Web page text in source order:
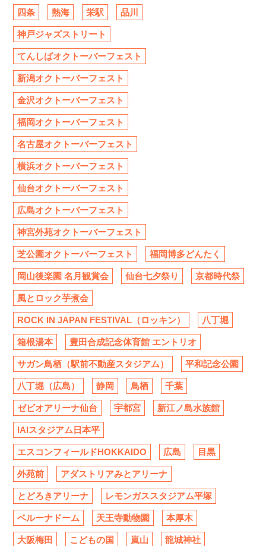
四条 熱海 栄駅 品川
神戸ジャズストリート
てんしばオクトーバーフェスト
新潟オクトーバーフェスト
金沢オクトーバーフェスト
福岡オクトーバーフェスト
名古屋オクトーバーフェスト
横浜オクトーバーフェスト
仙台オクトーバーフェスト
広島オクトーバーフェスト
神宮外苑オクトーバーフェスト
芝公園オクトーバーフェスト 福岡博多どんたく
岡山後楽園 名月観賞会 仙台七夕祭り 京都時代祭
風とロック芋煮会
ROCK IN JAPAN FESTIVAL（ロッキン） 八丁堀
箱根湯本 豊田合成記念体育館 エントリオ
サガン鳥栖（駅前不動産スタジアム） 平和記念公園
八丁堀（広島） 静岡 鳥栖 千葉
ゼビオアリーナ仙台 宇都宮 新江ノ島水族館
IAIスタジアム日本平
エスコンフィールドHOKKAIDO 広島 目黒
外苑前 アダストリアみとアリーナ
とどろきアリーナ レモンガススタジアム平塚
ベルーナドーム 天王寺動物園 本厚木
大阪梅田 こどもの国 嵐山 龍城神社